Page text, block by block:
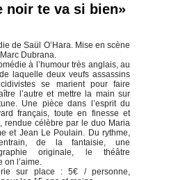
noir te va si bien»
de Saül O’Hara. Mise en scène
Dubrana.
à l’humour très anglais, au
laquelle deux veufs assassins
se marient pour faire
l’autre et mettre la main sur
Une pièce dans l’esprit du
français, toute en finesse et
rendue célèbre par le duo Maria
et Jean Le Poulain. Du rythme,
de la fantaisie, une
originale, le théâtre
on l’aime.
sur place : 5€ / personne,